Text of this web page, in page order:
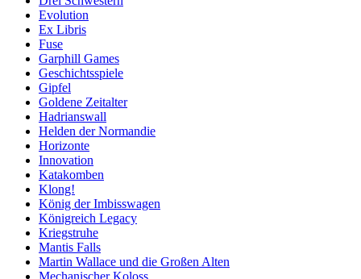
Evolution
Ex Libris
Fuse
Garphill Games
Geschichtsspiele
Gipfel
Goldene Zeitalter
Hadrianswall
Helden der Normandie
Horizonte
Innovation
Katakomben
Klong!
König der Imbisswagen
Königreich Legacy
Kriegstruhe
Mantis Falls
Martin Wallace und die Großen Alten
Mechanischer Koloss